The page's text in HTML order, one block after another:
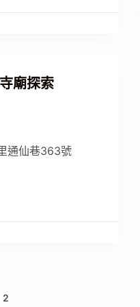
廟探索
通仙巷363號
2